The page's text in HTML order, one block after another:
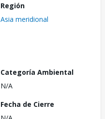
Región
Asia meridional
Categoría Ambiental
N/A
Fecha de Cierre